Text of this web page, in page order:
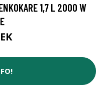
1,7 L 2000 W